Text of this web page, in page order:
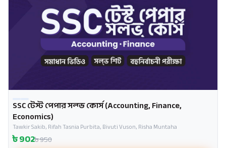
SSC টেস্ট পেপার সল্ভ কোর্স (Accounting, Finance,
Economics)
Tawkir Sakib, Rifah Tasnia Purbita, Bivuti Vuson, Risha Muntaha
৳902৳950